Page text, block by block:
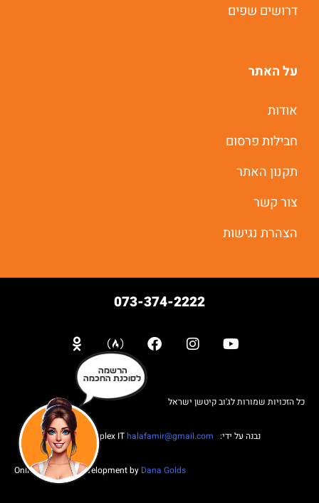
דרושים שפים
על האתר
אודות
חבילות פרסום
תקנון האתר
צור קשר
הצהרת נגישות
073-374-2222
כל הזכויות שמורות לג'וב קיטשן ישראל
נבנה על ידי: Web complex IT halafamir@gmail.com
Online Business Development by Dana Golds
הרשמה
לסוכנת החכמה